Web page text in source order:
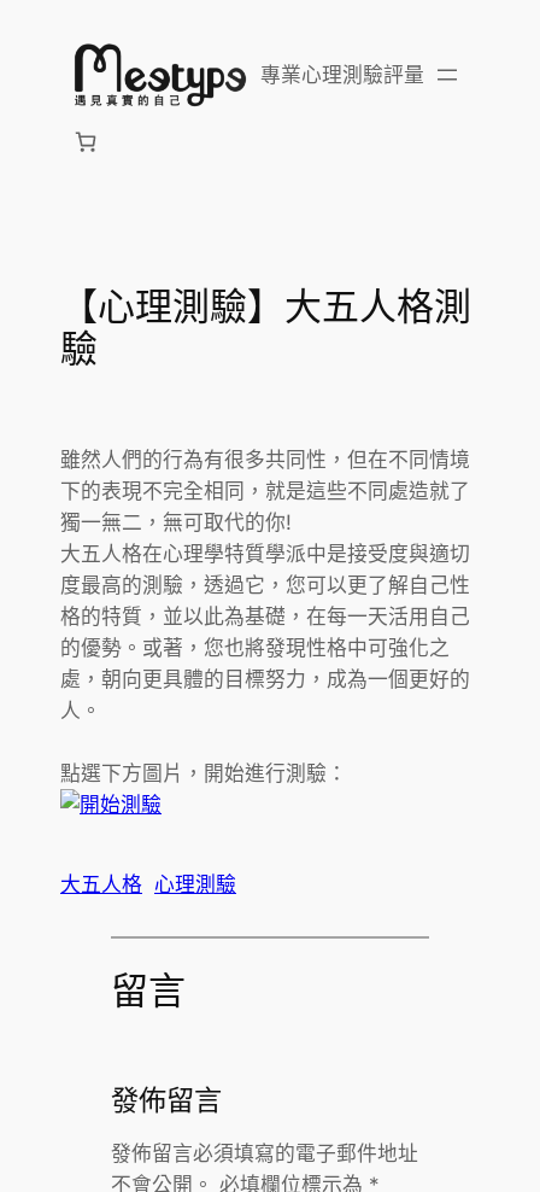
專業心理測驗評量
【心理測驗】大五人格測
驗
雖然人們的行為有很多共同性，但在不同情境
下的表現不完全相同，就是這些不同處造就了
獨一無二，無可取代的你!
大五人格在心理學特質學派中是接受度與適切
度最高的測驗，透過它，您可以更了解自己性
格的特質，並以此為基礎，在每一天活用自己
的優勢。或著，您也將發現性格中可強化之
處，朝向更具體的目標努力，成為一個更好的
人。
點選下方圖片，開始進行測驗：
大五人格 心理測驗
留言
發佈留言
發佈留言必須填寫的電子郵件地址
不會公開。 必填欄位標示為 *